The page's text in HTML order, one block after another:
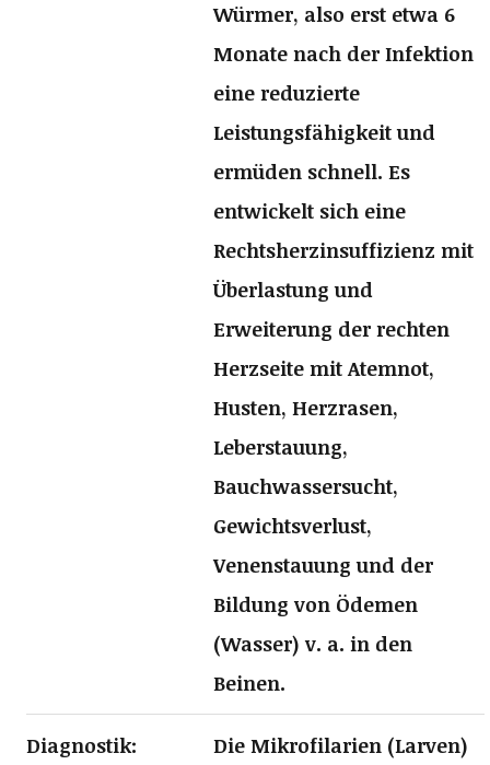
Würmer, also erst etwa 6
Monate nach der Infektion
eine reduzierte
Leistungsfähigkeit und
ermüden schnell. Es
entwickelt sich eine
Rechtsherzinsuffizienz mit
Überlastung und
Erweiterung der rechten
Herzseite mit Atemnot,
Husten, Herzrasen,
Leberstauung,
Bauchwassersucht,
Gewichtsverlust,
Venenstauung und der
Bildung von Ödemen
(Wasser) v. a. in den
Beinen.
Diagnostik: Die Mikrofilarien (Larven)